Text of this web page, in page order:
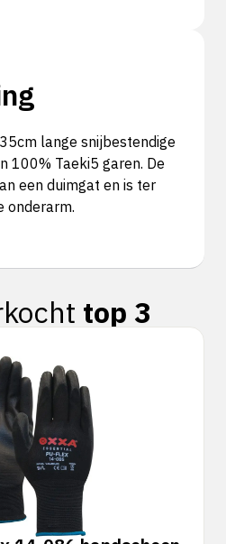
lange snijbestendige
100% Taeki5 garen. De
een duimgat en is ter
onderarm.
top 3